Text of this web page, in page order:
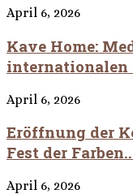
April 6, 2026
Kave Home:
April 6, 2026
Eröffnung der
Fest der
April 6, 2026